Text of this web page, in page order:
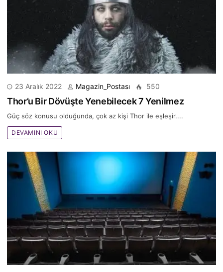
23 Aralık 2022 Magazin_Postası 550
Thor’u Bir Dövüşte Yenebilecek 7 Yenilmez
Güç söz konusu olduğunda, çok az kişi Thor ile eşleşir....
DEVAMINI OKU